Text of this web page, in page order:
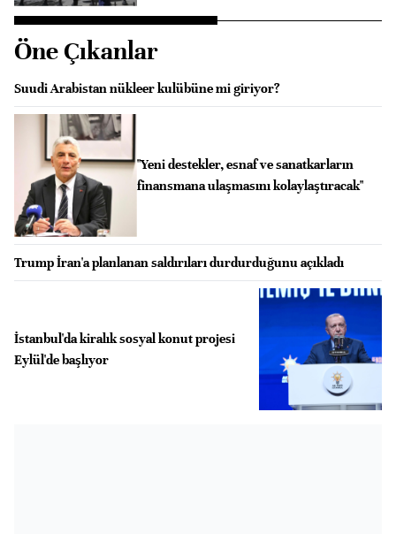
Öne Çıkanlar
Suudi Arabistan nükleer kulübüne mi giriyor?
"Yeni destekler, esnaf ve sanatkarların
finansmana ulaşmasını kolaylaştıracak"
Trump İran'a planlanan saldırıları durdurduğunu açıkladı
İstanbul'da kiralık sosyal konut projesi
Eylül'de başlıyor